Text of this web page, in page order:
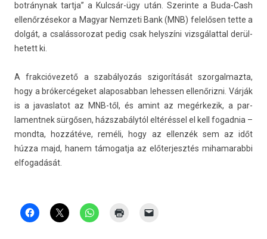
botránynak tartja” a Kulcsár-ügy után. Szerin­te a Buda-Cash
ellenőrzésekor a Magyar Nem­zeti Bank (MNB) felelősen tette a
dolgát, a csalás­sorozat pedig csak helys­zíni vizsgálatt­al de­rül­
hetett ki.
A frak­cióvezető a szabályozás szigorítását szor­galmaz­ta,
hogy a brókercégeket al­aposab­ban lehess­en ellenőrizni. Várják
is a javas­latot az MNB-től, és amint az megér­kezik, a par­
lamentnek sürgősen, házszabálytól eltéréssel el kell fogad­nia –
mondta, hozzátéve, reméli, hogy az el­lenzék sem az időt
húzza majd, hanem támogat­ja az előter­jesztés mihamarab­bi
el­fogadását.